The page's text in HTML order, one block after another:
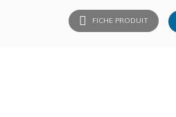
FICHE PRODUIT